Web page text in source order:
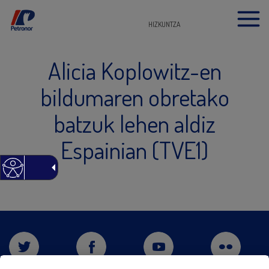
HIZKUNTZA
Alicia Koplowitz-en
bildumaren obretako
batzuk lehen aldiz
Espainian (TVE1)